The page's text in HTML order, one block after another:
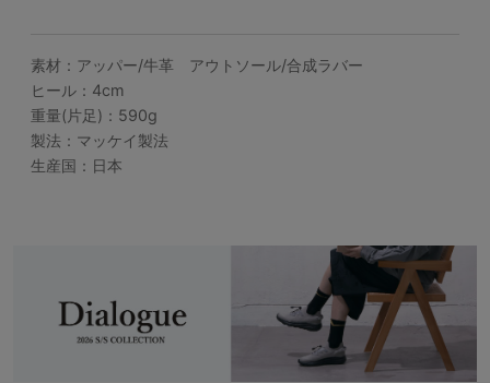
素材：アッパー/牛革 アウトソール/合成ラバー
ヒール：4cm
重量(片足)：590g
製法：マッケイ製法
生産国：日本